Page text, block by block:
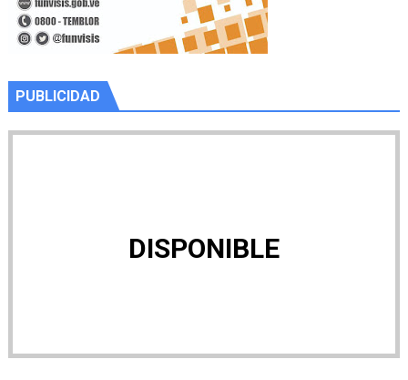
PUBLICIDAD
DISPONIBLE